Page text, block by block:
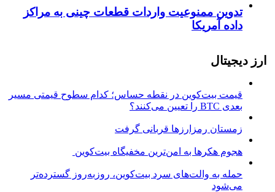
تدوین ممنوعیت واردات قطعات چینی به مراکز
داده آمریکا
ارز دیجیتال
قیمت بیت‌کوین در نقطه حساس؛ کدام سطوح قیمتی مسیر
بعدی BTC را تعیین می‌کنند؟
زمستان رمزارزها قربانی گرفت
هجوم هکرها به امن‌ترین مخفیگاه بیت‌کوین
حمله به والت‌های سرد بیت‌کوین، روزبه‌روز گسترده‌تر
می‌شود